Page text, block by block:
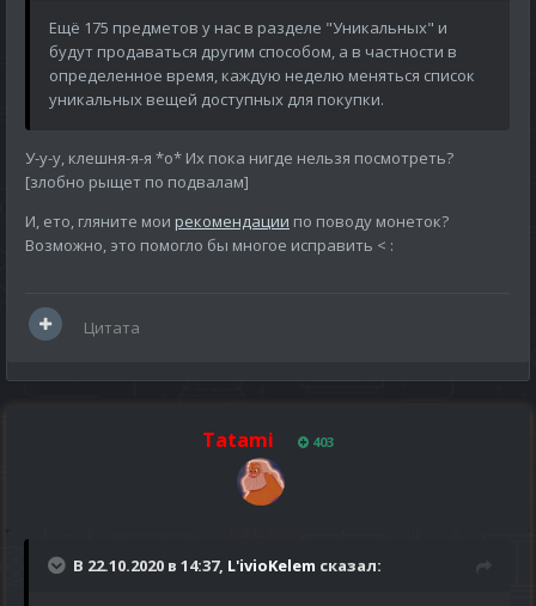
Ещё 175 предметов у нас в разделе "Уникальных" и
будут продаваться другим способом, а в частности в
определенное время, каждую неделю меняться список
уникальных вещей доступных для покупки.
У-у-у, клешня-я-я *о* Их пока нигде нельзя посмотреть?
[злобно рыщет по подвалам]
И, ето, гляните мои рекомендации по поводу монеток?
Возможно, это помогло бы многое исправить < :
Цитата
Tatami 403
В 22.10.2020 в 14:37, L'ivioKelem сказал: